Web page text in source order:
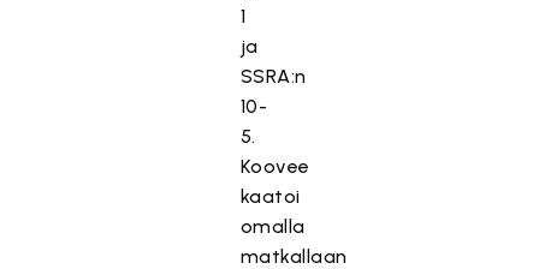
1
ja
SSRA:n
10-
5.
Koovee
kaatoi
omalla
matkallaan